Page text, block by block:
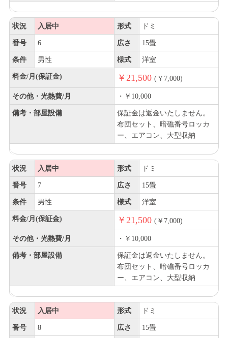
状況 入居中 形式 ドミ
番号 6 広さ 15畳
条件 男性 様式 洋室
料金/月(保証金) ￥21,500 (￥7,000)
その他・光熱費/月 ・￥10,000
備考・部屋設備
保証金は返金いたしません。
布団セット、暗礁番号ロッカ
ー、エアコン、大型収納
状況 入居中 形式 ドミ
番号 7 広さ 15畳
条件 男性 様式 洋室
料金/月(保証金) ￥21,500 (￥7,000)
その他・光熱費/月 ・￥10,000
備考・部屋設備
保証金は返金いたしません。
布団セット、暗礁番号ロッカ
ー、エアコン、大型収納
状況 入居中 形式 ドミ
番号 8 広さ 15畳